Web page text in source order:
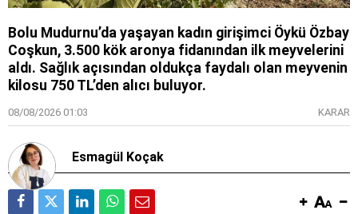
Bolu Mudurnu’da yaşayan kadın girişimci Öykü Özbay
Coşkun, 3.500 kök aronya fidanından ilk meyvelerini
aldı. Sağlık açısından oldukça faydalı olan meyvenin
kilosu 750 TL’den alıcı buluyor.
08/08/2026 01:03 KARAR
Esmagül Koçak